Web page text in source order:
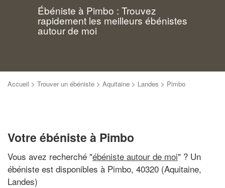
Ébéniste à Pimbo : Trouvez
rapidement les meilleurs ébénistes
autour de moi
Accueil > Trouver un ébéniste > Aquitaine > Landes > Pimbo
Votre ébéniste à Pimbo
Vous avez recherché "ébéniste autour de moi" ? Un
ébéniste est disponibles à Pimbo, 40320 (Aquitaine,
Landes)